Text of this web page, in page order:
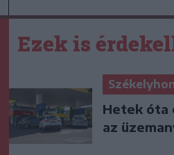
Ezek is
Hetek óta
az